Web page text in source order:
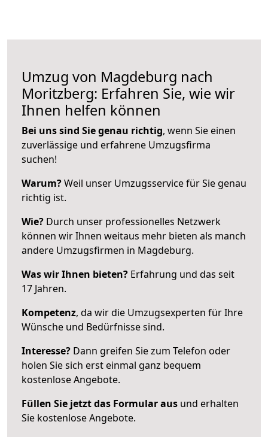
Umzug von Magdeburg nach
Moritzberg: Erfahren Sie, wie wir
Ihnen helfen können
Bei uns sind Sie genau richtig, wenn Sie einen
zuverlässige und erfahrene Umzugsfirma
suchen!
Warum?Weil unser Umzugsservice für Sie genau
richtig ist.
Wie? Durch unser professionelles Netzwerk
können wir Ihnen weitaus mehr bieten als manch
andere Umzugsfirmen in Magdeburg.
Was wir Ihnen bieten? Erfahrung und das seit
17 Jahren.
Kompetenz, da wir die Umzugsexperten für Ihre
Wünsche und Bedürfnisse sind.
Interesse? Dann greifen Sie zum Telefon oder
holen Sie sich erst einmal ganz bequem
kostenlose Angebote.
Füllen Sie jetzt das Formular aus und erhalten
Sie kostenlose Angebote.